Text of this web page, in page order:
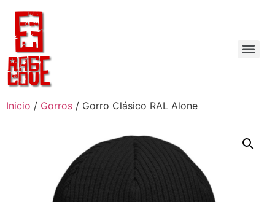
Inicio / Gorros / Gorro Clásico RAL Alone